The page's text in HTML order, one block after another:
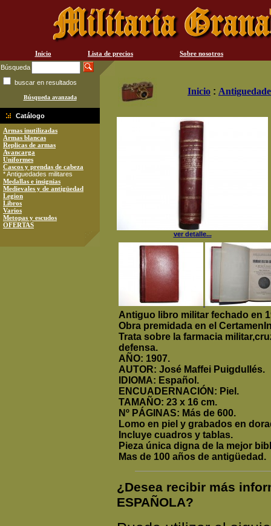
Inicio Lista de precios
Sobre nosotros
Búsqueda
buscar en resultados
Búsqueda avanzada
Catálogo
Armas inutilizadas
Armas blancas
Replicas de armas
Avancarga
Uniformes
Cascos y prendas de cabeza
* Antiguedades militares
Medallas e insignias
Medievales y de antigüedad
Legion
Libros
Varios
Metopas y escudos
OFERTAS
Inicio :
ver detalle...
Antiguo libro militar fechado en
Obra premidada en el
Trata sobre la farmacia
defensa.
AÑO: 1907.
AUTOR: José Maffei Puigdullés.
IDIOMA: Español.
ENCUADERNACIÓN: Piel.
TAMAÑO: 23 x 16 cm.
Nº PÁGINAS: Más de 600.
Lomo en piel y grabados en
Incluye cuadros y tablas.
Pieza única digna de la mejor
Mas de 100 años de antigüedad.
¿Desea recibir más
ESPAÑOLA?